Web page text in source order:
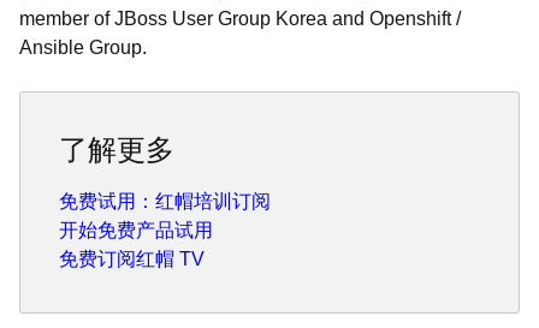
member of JBoss User Group Korea and Openshift /
Ansible Group.
了解更多
免费试用：红帽培训订阅
开始免费产品试用
免费订阅红帽 TV